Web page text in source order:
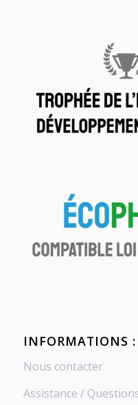
INFORMATIONS :
Nous contacter
Assistance /